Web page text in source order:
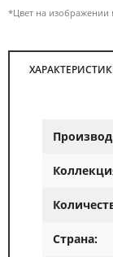
*Цвет на изображении
Страна: